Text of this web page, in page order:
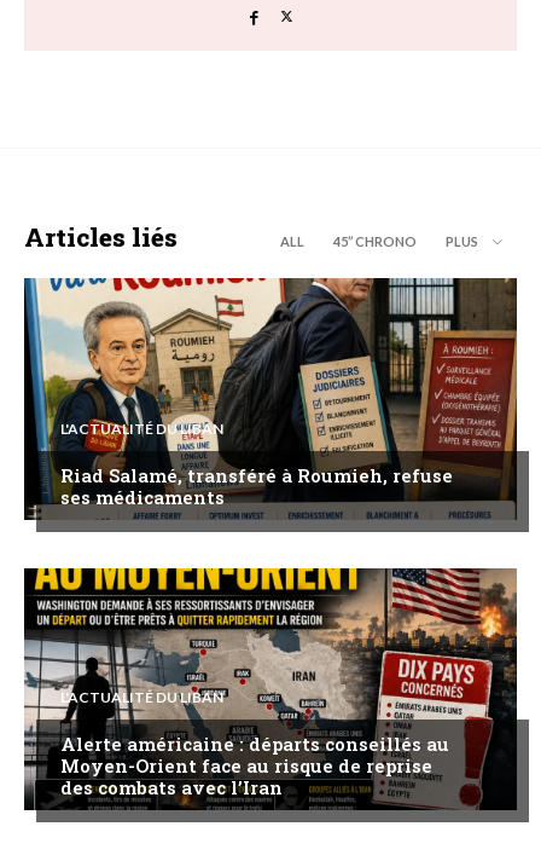
Articles liés ALL 45’’ CHRONO PLUS
L'ACTUALITÉ DU LIBAN
Riad Salamé, transféré à Roumieh, refuse
ses médicaments
L'ACTUALITÉ DU LIBAN
Alerte américaine : départs conseillés au
Moyen-Orient face au risque de reprise
des combats avec l’Iran